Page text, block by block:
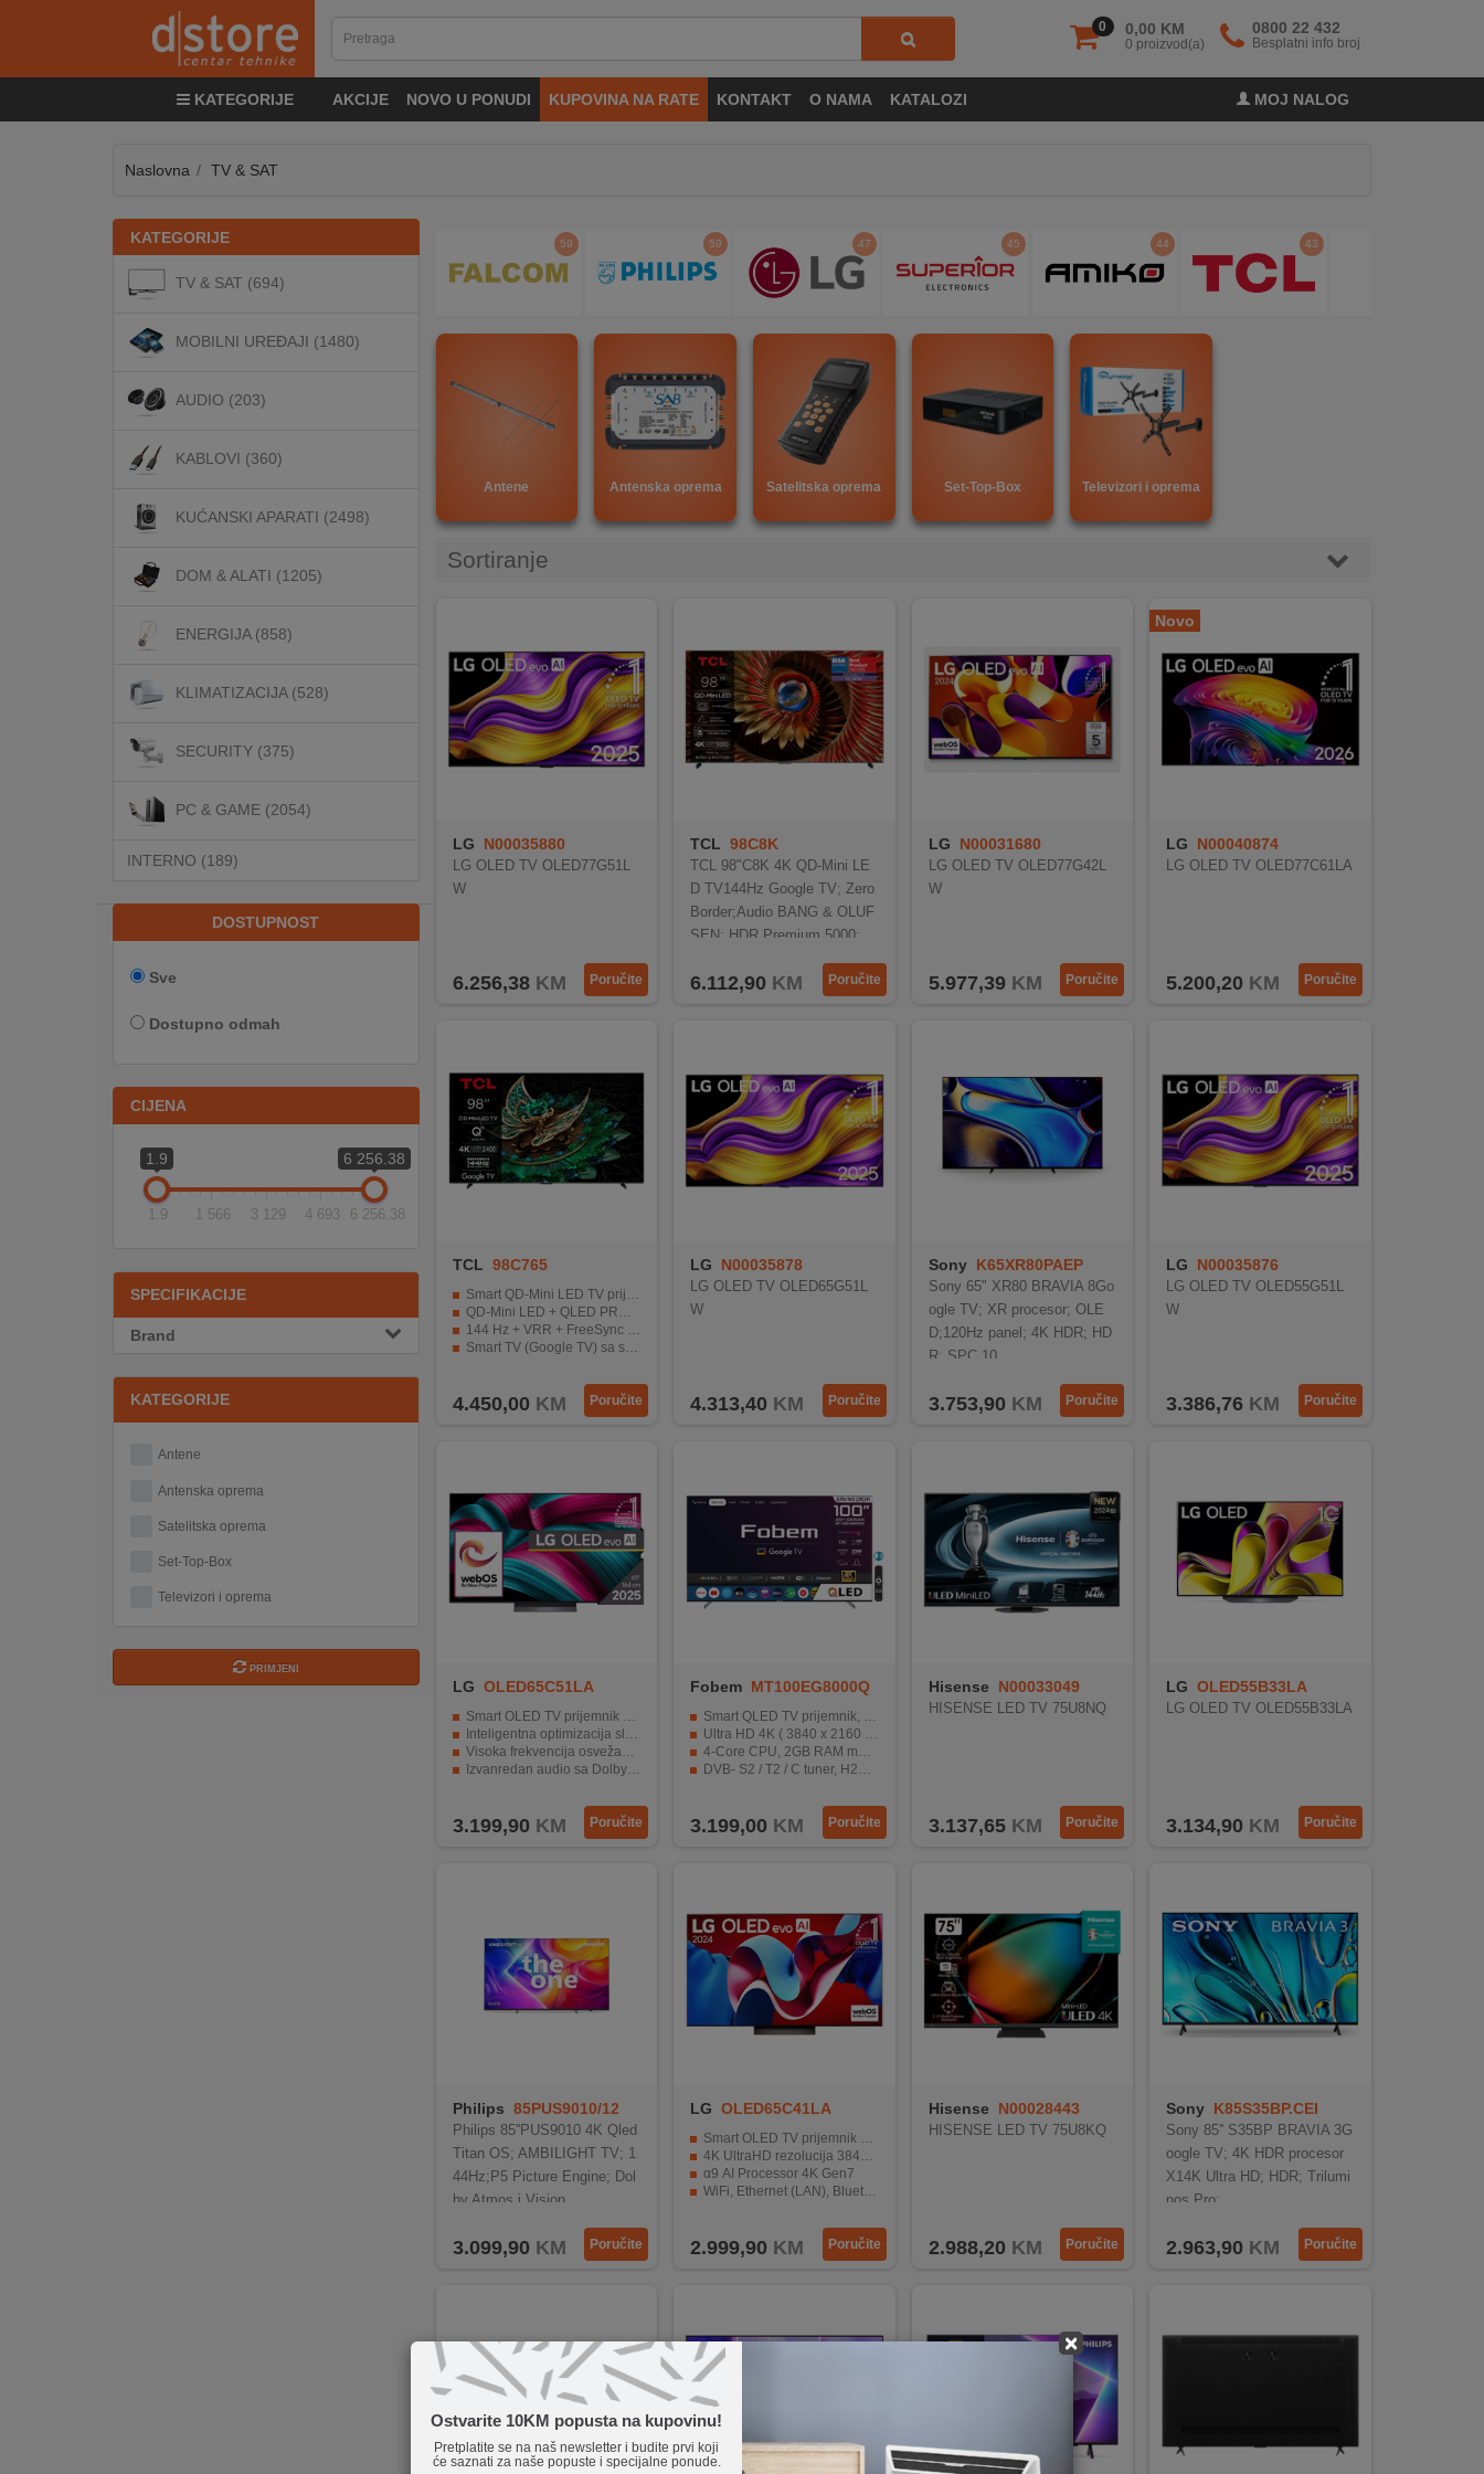
0 0,00 KM
0 proizvod(a)
0800 22 432
Besplatni info broj
KATEGORIJE AKCIJE NOVO U PONUDI KUPOVINA NA RATE KONTAKT O NAMA KATALOZI MOJ NALOG
&
KLIMATIZACIJA
×
Ostvarite 10KM popusta na kupovinu!
Pretplatite se na naš newsletter i budite prvi koji
će saznati za naše popuste i specijalne ponude.
Naslovna TV & SAT
KATEGORIJE
TV & SAT (694)
MOBILNI UREĐAJI (1480)
AUDIO (203)
KABLOVI (360)
KUĆANSKI APARATI (2498)
DOM & ALATI (1205)
ENERGIJA (858)
KLIMATIZACIJA (528)
SECURITY (375)
PC & GAME (2054)
INTERNO (189)
DOSTUPNOST
Sve
Dostupno odmah
CIJENA
1.9 6 256.38
1.9 1 566 3 129 4 693 6 256.38
SPECIFIKACIJE
Brand
KATEGORIJE
Antene
Antenska oprema
Satelitska oprema
Set-Top-Box
Televizori i oprema
PRIMJENI
59 59 47 45 44 43
Antene Antenska oprema Satelitska oprema Set-Top-Box Televizori i oprema
Sortiranje
LG N00035880
LG OLED TV OLED77G51L
W
6.256,38KM Poručite
TCL 98C8K
TCL 98"C8K 4K QD-Mini LE
D TV144Hz Google TV; Zero
Border;Audio BANG & OLUF
SEN; HDR Premium 5000;
6.112,90 KM Poručite
LG N00031680
LG OLED TV OLED77G42L
W
5.977,39KM Poručite
Novo
LG N00040874
LG OLED TV OLED77C61LA
5.200,20 KM Poručite
TCL 98C765
Smart QD-Mini LED TV prijemnik 98" ( 249 cm )
QD-Mini LED + QLED PRO za vrhunsku sliku i boje
144 Hz + VRR + FreeSync za glatke igre bez tearinga
Smart TV (Google TV) sa streaming-servisima i glasovnim upravljanjem
4.450,00 KM Poručite
LG N00035878
LG OLED TV OLED65G51L
W
4.313,40 KM Poručite
Sony K65XR80PAEP
Sony 65" XR80 BRAVIA 8Go
ogle TV; XR procesor; OLE
D;120Hz panel; 4K HDR; HD
R; SPC 10
3.753,90 KM Poručite
LG N00035876
LG OLED TV OLED55G51L
W
3.386,76 KM Poručite
LG OLED65C51LA
Smart OLED TV prijemnik 65" ( 164 cm )
Inteligentna optimizacija slike i zvuka kroz α9 AI procesor
Visoka frekvencija osvežavanja i VRR za besprijekorno igranje
Izvanredan audio sa Dolby Atmos i AI poboljšanjima
3.199,90 KM Poručite
Fobem MT100EG8000Q
Smart QLED TV prijemnik, 100" (254 cm)
Ultra HD 4K ( 3840 x 2160 ) rezolucija , 144Hz
4-Core CPU, 2GB RAM memorije, 8GB ROM memorije
DVB- S2 / T2 / C tuner, H265 HEVC
3.199,00 KM Poručite
Hisense N00033049
HISENSE LED TV 75U8NQ
3.137,65KM Poručite
LG OLED55B33LA
LG OLED TV OLED55B33LA
3.134,90 KM Poručite
Philips 85PUS9010/12
Philips 85''PUS9010 4K Qled
Titan OS; AMBILIGHT TV; 1
44Hz;P5 Picture Engine; Dol
by Atmos i Vision
3.099,90 KM Poručite
LG OLED65C41LA
Smart OLED TV prijemnik 65" ( 165 cm )
4K UltraHD rezolucija 3840 x 2160
α9 AI Processor 4K Gen7
WiFi, Ethernet (LAN), Bluetooth, HDMI, CI+
2.999,90 KM Poručite
Hisense N00028443
HISENSE LED TV 75U8KQ
2.988,20 KM Poručite
Sony K85S35BP.CEI
Sony 85'' S35BP BRAVIA 3G
oogle TV; 4K HDR procesor
X14K Ultra HD; HDR; Trilumi
nos Pro;
2.963,90 KM Poručite